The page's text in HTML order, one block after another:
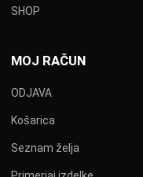
SHOP
MOJ RAČUN
ODJAVA
Košarica
Seznam želja